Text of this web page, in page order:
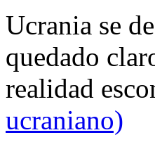
Ucrania se
quedado
realidad
ucraniano)